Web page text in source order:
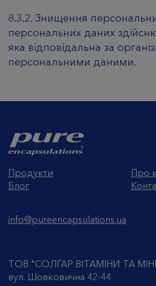
8.3.2. Знищення
персональних даних
яка відповідальна за
персональними даними.
Продукти
Про
Блог
info@pureencapsulations.ua
ТОВ "СОЛГАР ВІТАМІНИ ТА
вул. Шовковична 42-44